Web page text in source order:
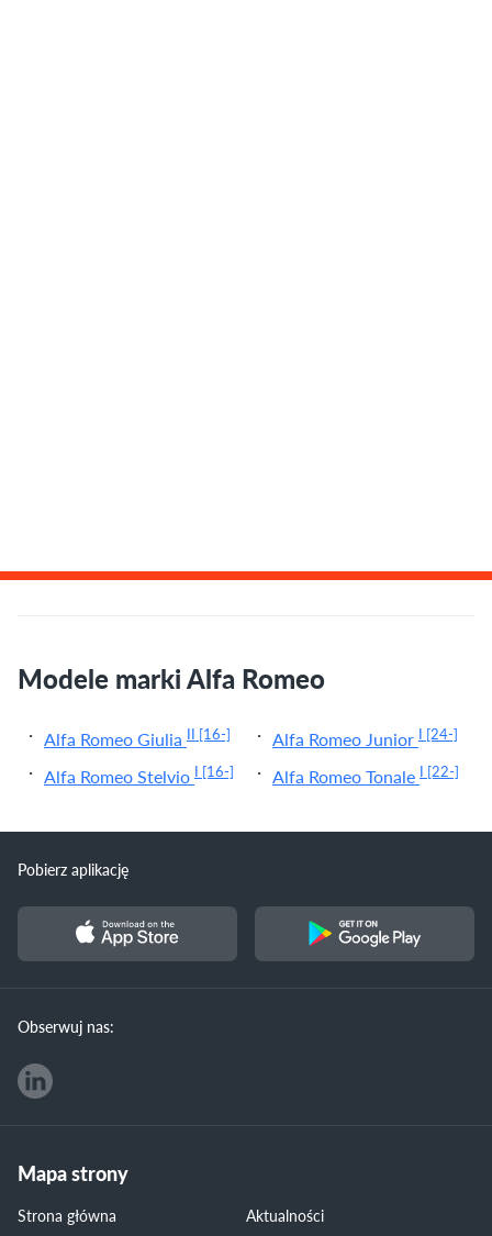
Modele marki Alfa Romeo
Alfa Romeo Giulia II [16-] Alfa Romeo Junior I [24-]
Alfa Romeo Stelvio I [16-] Alfa Romeo Tonale I [22-]
Pobierz aplikację
Obserwuj nas:
Mapa strony
Strona główna Aktualności